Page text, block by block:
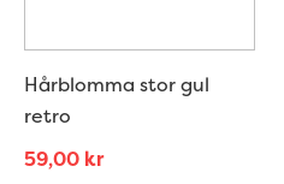
Hårblomma stor gul
retro
59,00 kr